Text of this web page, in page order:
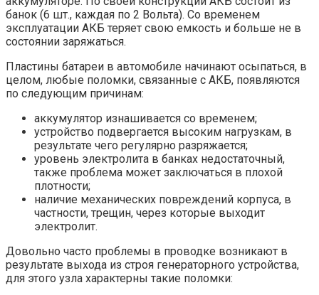
банок (6 шт., каждая по 2 Вольта). Со временем
эксплуатации АКБ теряет свою емкость и больше не в
состоянии заряжаться.
Пластины батареи в автомобиле начинают осыпаться, в
целом, любые поломки, связанные с АКБ, появляются
по следующим причинам:
аккумулятор изнашивается со временем;
устройство подвергается высоким нагрузкам, в
результате чего регулярно разряжается;
уровень электролита в банках недостаточный,
также проблема может заключаться в плохой
плотности;
наличие механических повреждений корпуса, в
частности, трещин, через которые выходит
электролит.
Довольно часто проблемы в проводке возникают в
результате выхода из строя генераторного устройства,
для этого узла характерны такие поломки: